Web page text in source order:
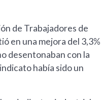
de Trabajadores de
en una mejora del 3,3%
desentonaban con la
había sido un